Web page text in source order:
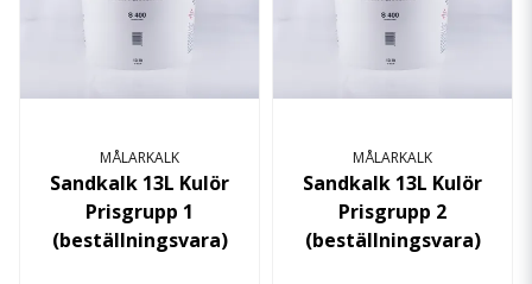
MÅLARKALK
Sandkalk 13L Kulör
Prisgrupp 1
(beställningsvara)
MÅLARKALK
Sandkalk 13L Kulör
Prisgrupp 2
(beställningsvara)